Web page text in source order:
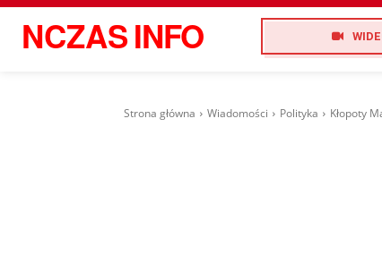
NCZASINFO
Strona główna Wiadomości Polityka Kłopoty